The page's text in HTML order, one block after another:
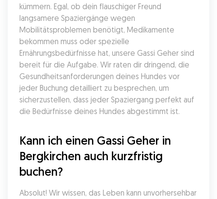
kümmern. Egal, ob dein flauschiger Freund
langsamere Spaziergänge wegen
Mobilitätsproblemen benötigt, Medikamente
bekommen muss oder spezielle
Ernährungsbedürfnisse hat, unsere Gassi Geher sind
bereit für die Aufgabe. Wir raten dir dringend, die
Gesundheitsanforderungen deines Hundes vor
jeder Buchung detailliert zu besprechen, um
sicherzustellen, dass jeder Spaziergang perfekt auf
die Bedürfnisse deines Hundes abgestimmt ist.
Kann ich einen Gassi Geher in
Bergkirchen auch kurzfristig
buchen?
Absolut! Wir wissen, das Leben kann unvorhersehbar